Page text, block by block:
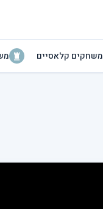
משחקים קלאסיים